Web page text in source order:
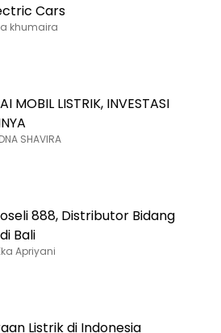
Cars
khumaira
MOBIL LISTRIK, INVESTASI
SHAVIRA
888, Distributor Bidang
Bali
Apriyani
Listrik di Indonesia